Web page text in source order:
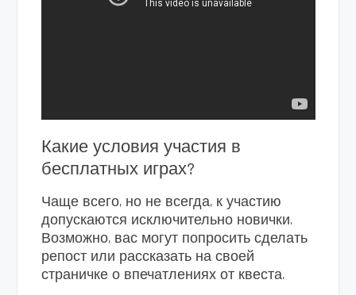
Какие условия участия в
бесплатных играх?
Чаще всего, но не всегда, к участию
допускаются исключительно новички.
Возможно, вас могут попросить сделать
репост или рассказать на своей
страничке о впечатлениях от квеста.